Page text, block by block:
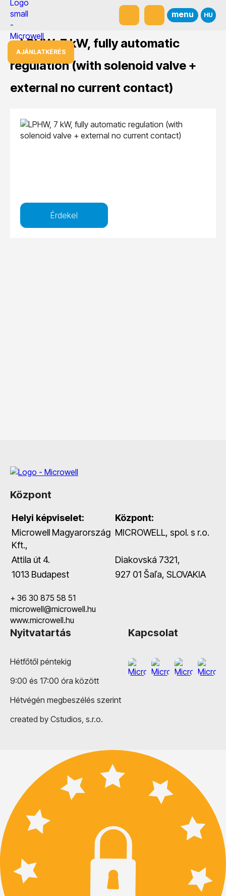
menu HU
LPHW, 7 kW, fully automatic
regulation (with solenoid valve +
external no current contact)
Érdekel
AJÁNLATKÉRÉS
Központ
Helyi képviselet:
Központ:
Microwell Magyarország
Kft.,
MICROWELL, spol. s r.o.
Attila út 4.
Diakovská 7321,
1013 Budapest
927 01 Šaľa, SLOVAKIA
+ 36 30 875 58 51
microwell@microwell.hu
www.microwell.hu
Nyitvatartás
Hétfőtől péntekig
9:00 és 17:00 óra között
Hétvégén megbeszélés szerint
Kapcsolat
created by Cstudios, s.r.o.